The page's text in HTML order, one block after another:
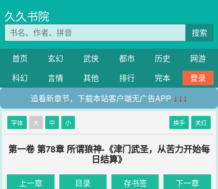
久久书院
搜索
首页 玄幻 武侠 都市 历史
网游
科幻
言情 其他 排行 完本
登录
追看新章节，下载本站客户端无广告APP ↓↓↓
字体 大 中 小 换手 关灯
第一卷 第78章 所谓狼神-《津门武圣，从苦力开始每
日结算》
上一章 目录 存书签 下一章